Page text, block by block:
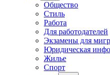
Общество
Стиль
Работа
Для работодателей
Экзамены для
Юридическая
Жилье
Спорт